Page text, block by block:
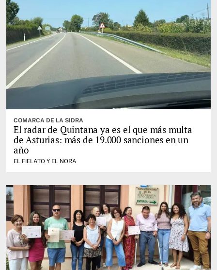
COMARCA DE LA SIDRA
El radar de Quintana ya es el que más multa
de Asturias: más de 19.000 sanciones en un
año
EL FIELATO Y EL NORA